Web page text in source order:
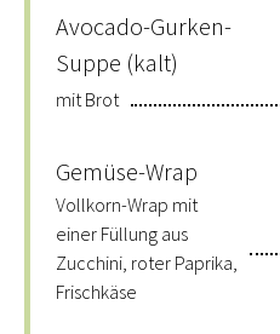
Avocado-Gurken-
Suppe (kalt)
mit Brot
Gemüse-Wrap
Vollkorn-Wrap mit
einer Füllung aus
Zucchini, roter Paprika,
Frischkäse